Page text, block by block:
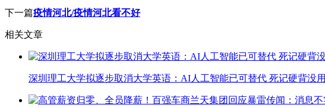
下一篇疫情河北/疫情河北看不好
相关文章
深圳理工大学拟逐步取消大学英语：AI人工智能已可替代 死记硬背没用